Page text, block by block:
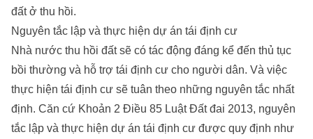
đất ở thu hồi.
Nguyên tắc lập và thực hiện dự án tái định cư
Nhà nước thu hồi đất sẽ có tác động đáng kể đến thủ tục
bồi thường và hỗ trợ tái định cư cho người dân. Và việc
thực hiện tái định cư sẽ tuân theo những nguyên tắc nhất
định. Căn cứ Khoản 2 Điều 85 Luật Đất đai 2013, nguyên
tắc lập và thực hiện dự án tái định cư được quy định như